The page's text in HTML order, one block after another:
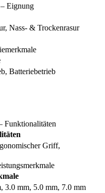
Eignung
Nass- & Trockenrasur
Batteriebetrieb
Funktionalitäten
Griff,
3.0 mm, 5.0 mm, 7.0 mm